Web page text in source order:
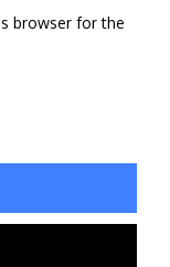
browser for the